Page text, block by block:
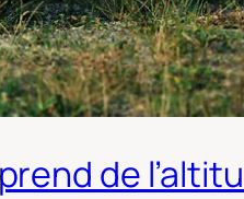
de